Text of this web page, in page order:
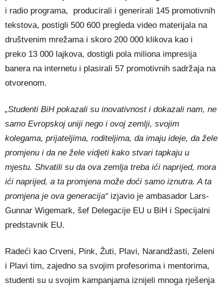
i radio programa, producirali i generirali 145 promotivnih
tekstova, postigli 500 600 pregleda video materijala na
društvenim mrežama i skoro 200 000 klikova kao i
preko 13 000 lajkova, dostigli pola miliona impresija
banera na internetu i plasirali 57 promotivnih sadržaja na
otvorenom.
„Studenti BiH pokazali su inovativnost i dokazali nam, ne
samo Evropskoj uniji nego i ovoj zemlji, svojim
kolegama, prijateljima, roditeljima, da imaju ideje, da žele
promjenu i da ne žele vidjeti kako stvari tapkaju u
mjestu. Shvatili su da ova zemlja treba ići naprijed, mora
ići naprijed, a ta promjena može doći samo iznutra. A ta
promjena je ova generacija“ izjavio je ambasador Lars-
Gunnar Wigemark, šef Delegacije EU u BiH i Specijalni
predstavnik EU.
Radeći kao Crveni, Pink, Žuti, Plavi, Narandžasti, Zeleni
i Plavi tim, zajedno sa svojim profesorima i mentorima,
studenti su u svojim kampanjama iznijeli mnoga rješenja